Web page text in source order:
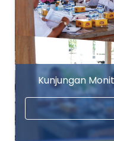
Kunjungan